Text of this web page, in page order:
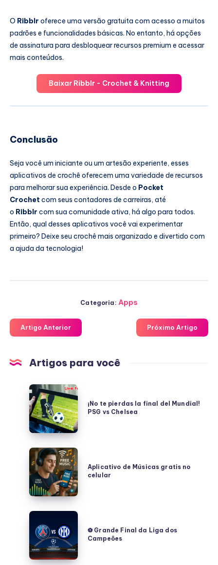
O Ribblr oferece uma versão gratuita com acesso a muitos
padrões e funcionalidades básicas. No entanto, há opções
de assinatura para desbloquear recursos premium e acessar
mais conteúdos.
Baixar Ribblr - Crochet & Knitting
Conclusão
Seja você um iniciante ou um artesão experiente, esses
aplicativos de crochê oferecem uma variedade de recursos
para melhorar sua experiência. Desde o Pocket
Crochet com seus contadores de carreiras, até
o Ribblr com sua comunidade ativa, há algo para todos.
Então, qual desses aplicativos você vai experimentar
primeiro? Deixe seu crochê mais organizado e divertido com
a ajuda da tecnologia!
Categoria: Apps
Artigo Anterior Próximo Artigo
Artigos para você
¡No
te
pierdas
la
final
del
Mundial!
PSG
vs
Chelsea
¡No te pierdas la final del Mundial!
PSG vs Chelsea
Aplicativo
de
Músicas
gratis
no
celular
Aplicativo de Músicas gratis no
celular
⚽
Grande
Final
da
⚽ Grande Final da Liga dos
Campeões